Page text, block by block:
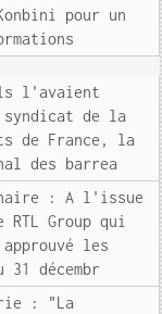
pour un
l'avaient
syndicat de la
de France, la
des barrea
: A l'issue
Group qui
les
décembr
: "La